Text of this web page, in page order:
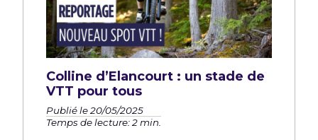
Colline d’Elancourt : un stade de
VTT pour tous
Publié le 20/05/2025
Temps de lecture: 2 min.